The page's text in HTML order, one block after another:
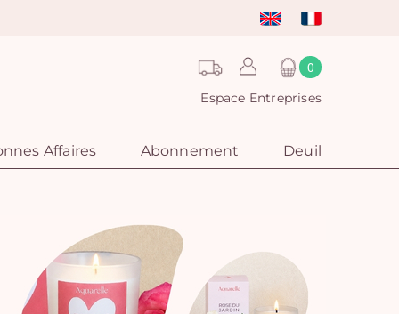
0
Espace Entreprises
Affaires Abonnement Deuil